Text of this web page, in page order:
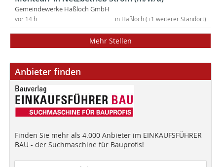
Gemeindewerke Haßloch GmbH
in Haßloch (+1 weiterer Standort)
vor 14 h
Mehr Stellen
Anbieter finden
Finden Sie mehr als 4.000 Anbieter im EINKAUFSFÜHRER
BAU - der Suchmaschine für Bauprofis!